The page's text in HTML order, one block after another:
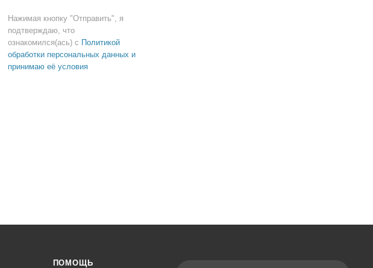
Нажимая кнопку "Отправить", я
подтверждаю, что
ознакомился(ась) с Политикой
обработки персональных данных и
принимаю её условия
ПОМОЩЬ